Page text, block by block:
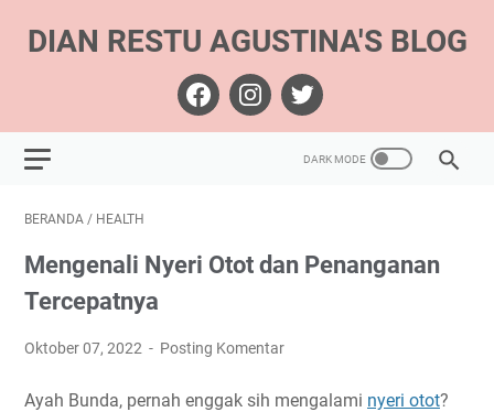
DIAN RESTU AGUSTINA'S BLOG
BERANDA / HEALTH
Mengenali Nyeri Otot dan Penanganan
Tercepatnya
Oktober 07, 2022 Posting Komentar
Ayah Bunda, pernah enggak sih mengalami nyeri otot?